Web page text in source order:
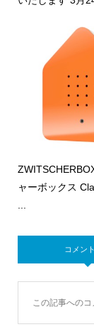
ャーボックス
...
コメン
この記事へのコ